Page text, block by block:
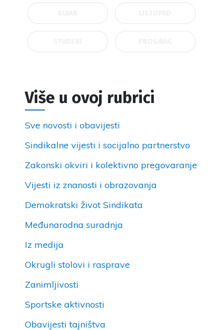
Više u ovoj rubrici
Sve novosti i obavijesti
Sindikalne vijesti i socijalno partnerstvo
Zakonski okviri i kolektivno pregovaranje
Vijesti iz znanosti i obrazovanja
Demokratski život Sindikata
Međunarodna suradnja
Iz medija
Okrugli stolovi i rasprave
Zanimljivosti
Sportske aktivnosti
Obavijesti tajništva